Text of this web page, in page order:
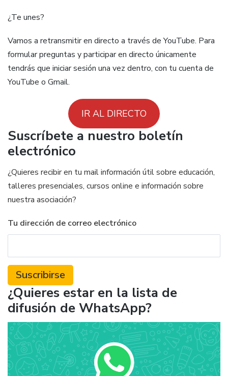
¿Te unes?
Vamos a retransmitir en directo a través de YouTube. Para
formular preguntas y participar en directo únicamente
tendrás que iniciar sesión una vez dentro, con tu cuenta de
YouTube o Gmail.
IR AL DIRECTO
Suscríbete a nuestro boletín
electrónico
¿Quieres recibir en tu mail información útil sobre educación,
talleres presenciales, cursos online e información sobre
nuestra asociación?
Tu dirección de correo electrónico
¿Quieres estar en la lista de
difusión de WhatsApp?